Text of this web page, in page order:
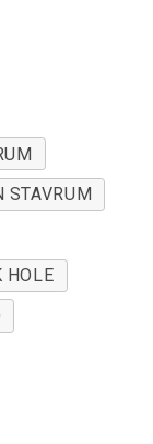
STAVRUM
HOLE